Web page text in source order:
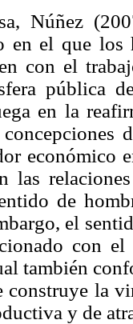
Núñez
en el que los
con el
pública
en la
económico
las
de
el
con
también
construye la
y de